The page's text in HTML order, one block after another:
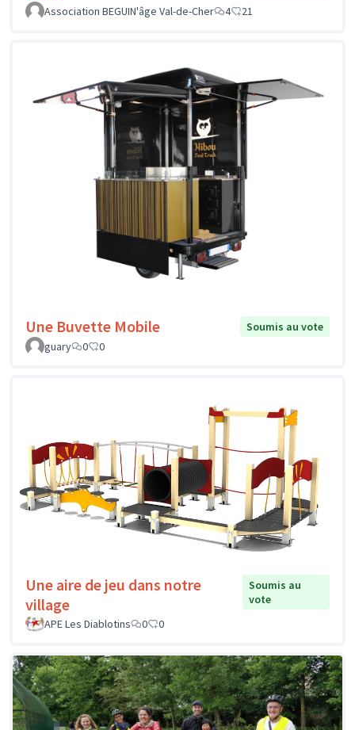
Association BEGUIN'âge Val-de-Cher
4 21
Une Buvette Mobile
Soumis au vote
guary
0 0
Une aire de jeu dans notre
village
Soumis au
vote
APE Les Diablotins
0 0